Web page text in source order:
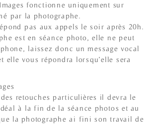
fonctionne uniquement sur
par la photographe.
pas aux appels le soir après 20h.
est en séance photo, elle ne peut
laissez donc un message vocal
elle vous répondra lorsqu’elle sera
retouches particulières il devra le
à la fin de la séance photos et au
la photographe ai fini son travail de